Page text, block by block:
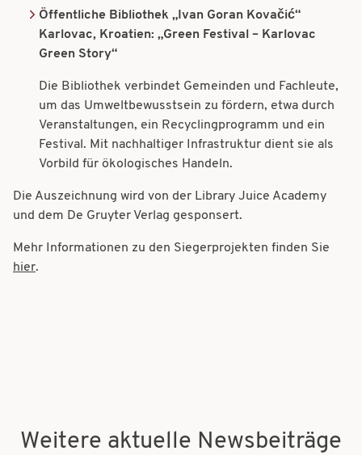
Öffentliche Bibliothek „Ivan Goran Kovačić“
Karlovac, Kroatien: „Green Festival – Karlovac
Green Story“
Die Bibliothek verbindet Gemeinden und Fachleute,
um das Umweltbewusstsein zu fördern, etwa durch
Veranstaltungen, ein Recyclingprogramm und ein
Festival. Mit nachhaltiger Infrastruktur dient sie als
Vorbild für ökologisches Handeln.
Die Auszeichnung wird von der Library Juice Academy
und dem De Gruyter Verlag gesponsert.
Mehr Informationen zu den Siegerprojekten finden Sie
hier.
Weitere aktuelle Newsbeiträge